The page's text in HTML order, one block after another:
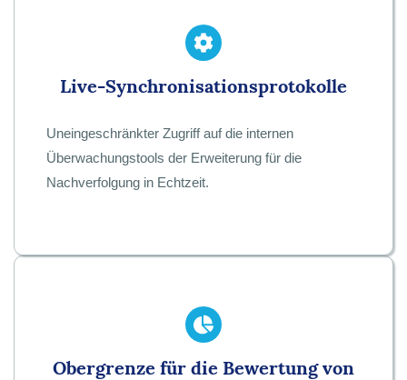
Live-Synchronisationsprotokolle
Uneingeschränkter Zugriff auf die internen
Überwachungstools der Erweiterung für die
Nachverfolgung in Echtzeit.
Obergrenze für die Bewertung von